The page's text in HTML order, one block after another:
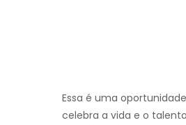
Essa é uma
celebra a vida e o